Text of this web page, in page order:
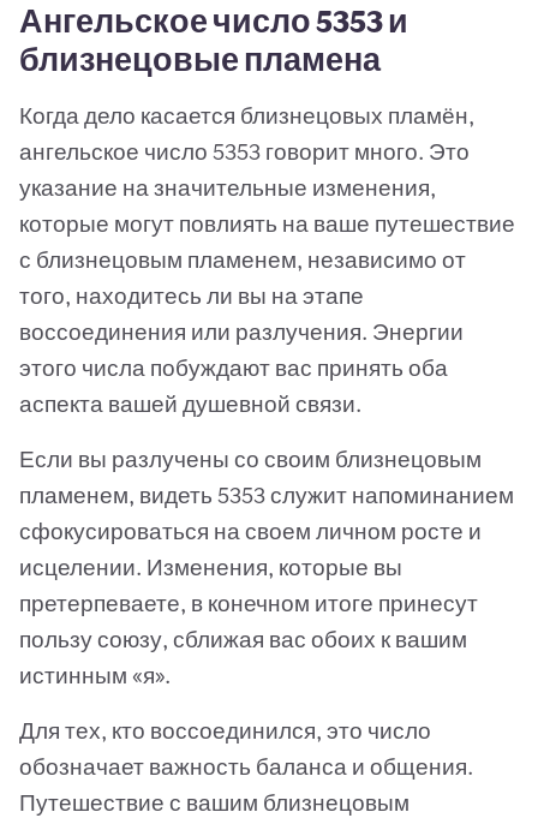
Ангельское число 5353 и
близнецовые пламена
Когда дело касается близнецовых пламён,
ангельское число 5353 говорит много. Это
указание на значительные изменения,
которые могут повлиять на ваше путешествие
с близнецовым пламенем, независимо от
того, находитесь ли вы на этапе
воссоединения или разлучения. Энергии
этого числа побуждают вас принять оба
аспекта вашей душевной связи.
Если вы разлучены со своим близнецовым
пламенем, видеть 5353 служит напоминанием
сфокусироваться на своем личном росте и
исцелении. Изменения, которые вы
претерпеваете, в конечном итоге принесут
пользу союзу, сближая вас обоих к вашим
истинным «я».
Для тех, кто воссоединился, это число
обозначает важность баланса и общения.
Путешествие с вашим близнецовым